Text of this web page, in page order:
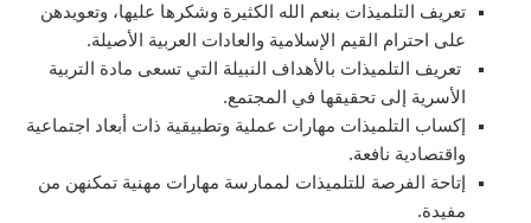
تعريف التلميذات بنعم الله الكثيرة وشكرها عليها، وتعويدهن
على احترام القيم الإسلامية والعادات العربية الأصيلة.
تعريف التلميذات بالأهداف النبيلة التي تسعى مادة التربية
الأسرية إلى تحقيقها في المجتمع.
إكساب التلميذات مهارات عملية وتطبيقية ذات أبعاد اجتماعية
واقتصادية نافعة.
إتاحة الفرصة للتلميذات لممارسة مهارات مهنية تمكنهن من
مفيدة.